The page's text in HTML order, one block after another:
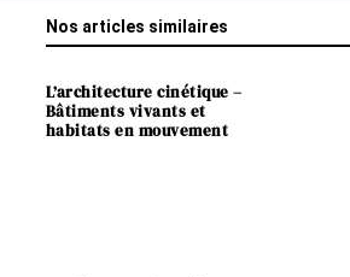
Nos articles similaires
L’architecture cinétique –
Bâtiments vivants et
habitats en mouvement